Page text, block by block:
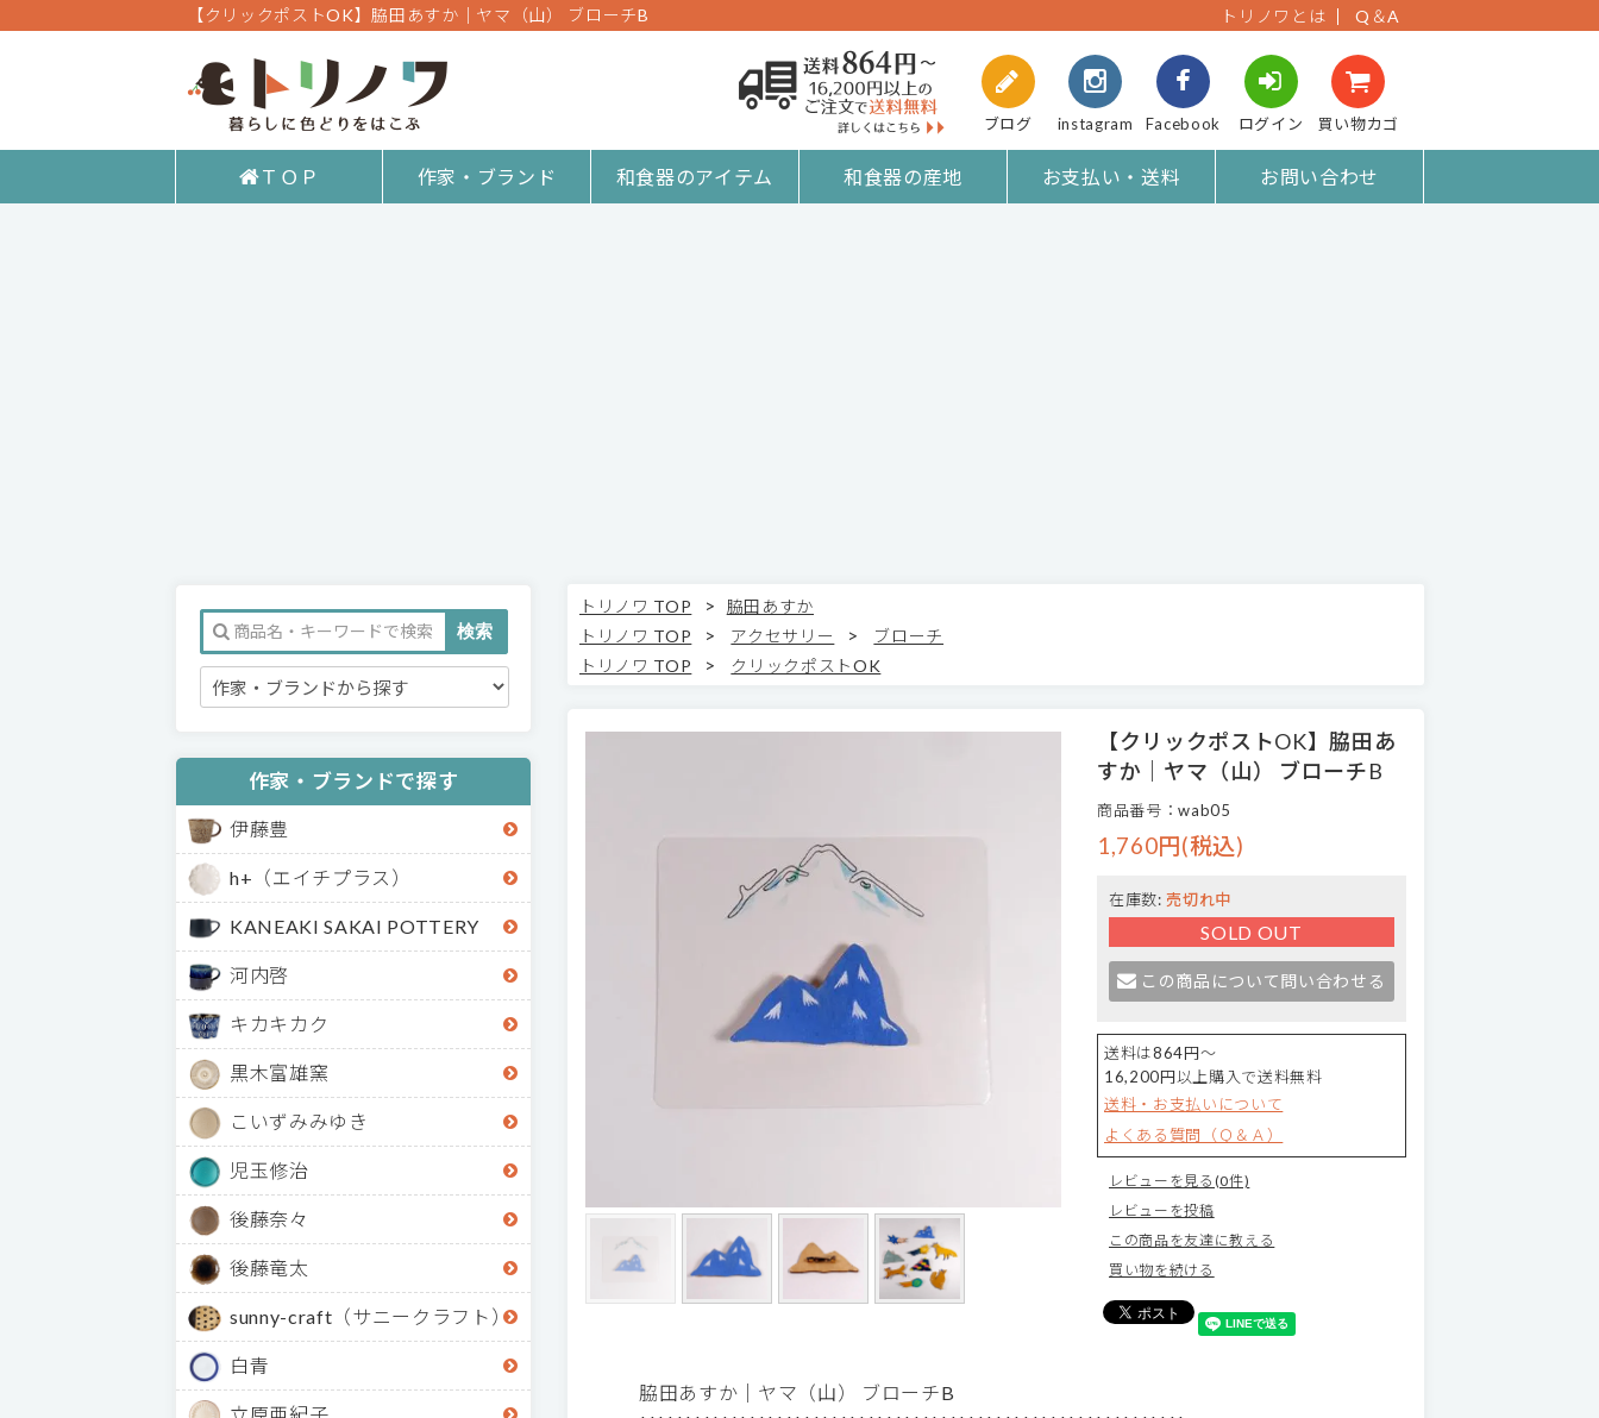
【クリックポストOK】脇田あすか｜ヤマ（山） ブローチB トリノワとは Q＆A
ブログ instagram Facebook ログイン 買い物カゴ
ＴＯＰ 作家・ブランド 和食器のアイテム 和食器の産地 お支払い・送料 お問い合わせ
作家・ブランドで探す
伊藤豊
h+（エイチプラス）
KANEAKI SAKAI POTTERY
河内啓
キカキカク
黒木富雄窯
こいずみみゆき
児玉修治
後藤奈々
後藤竜太
sunny-craft（サニークラフト）
白青
トリノワ TOP >
脇田あすか
トリノワ TOP
> アクセサリー >
ブローチ
トリノワ TOP
> クリックポストOK
【クリックポストOK】脇田あ
すか｜ヤマ（山） ブローチB
商品番号：wab05
1,760円(税込)
在庫数: 売切れ中
SOLD OUT
この商品について問い合わせる
送料は864円～
16,200円以上購入で送料無料
送料・お支払いについて
よくある質問（Ｑ＆Ａ）
レビューを見る(0件)
レビューを投稿
この商品を友達に教える
買い物を続ける
脇田あすか｜ヤマ（山） ブローチB